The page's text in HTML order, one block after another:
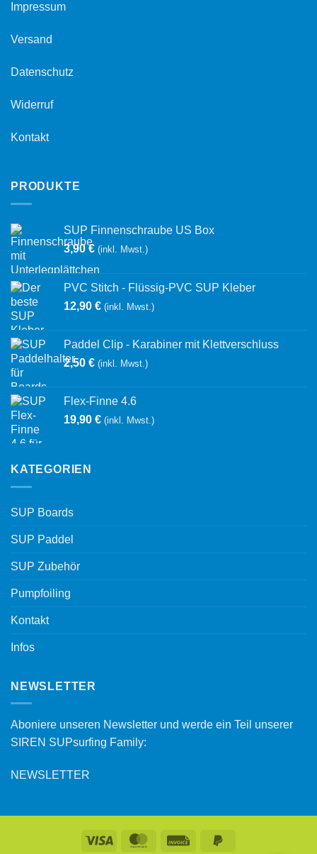
Impressum
Versand
Datenschutz
Widerruf
Kontakt
PRODUKTE
SUP Finnenschraube US Box
3,90€ (inkl. Mwst.)
PVC Stitch - Flüssig-PVC SUP Kleber
12,90 € (inkl. Mwst.)
Paddel Clip - Karabiner mit Klettverschluss
2,50 € (inkl. Mwst.)
Flex-Finne 4.6
19,90 € (inkl. Mwst.)
KATEGORIEN
SUP Boards
SUP Paddel
SUP Zubehör
Pumpfoiling
Kontakt
Infos
NEWSLETTER
Aboniere unseren Newsletter und werde ein Teil unserer
SIREN SUPsurfing Family:
NEWSLETTER